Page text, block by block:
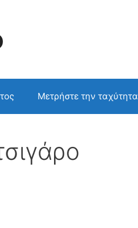
Μετρήστε την ταχύτητα